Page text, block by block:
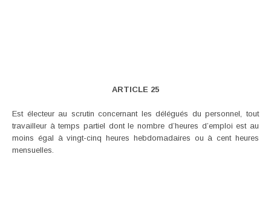
ARTICLE 25
Est électeur au scrutin concernant les délégués du personnel, tout
travailleur à temps partiel dont le nombre d’heures d’emploi est au
moins égal à vingt-cinq heures hebdomadaires ou à cent heures
mensuelles.